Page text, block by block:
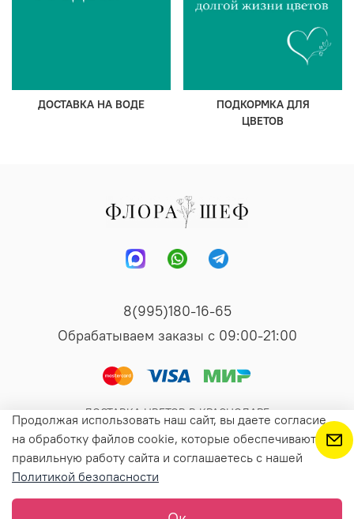
Предзаказ
ДОСТАВКА НА ВОДЕ
ПОДКОРМКА ДЛЯ
ЦВЕТОВ
8(995)180-16-65
Обрабатываем заказы с 09:00-21:00
ДОСТАВКА ЦВЕТОВ В КРАСНОДАРЕ
Продолжая использовать наш сайт, вы даете согласие
на обработку файлов cookie, которые обеспечивают
правильную работу сайта и соглашаетесь с нашей
Политикой безопасности